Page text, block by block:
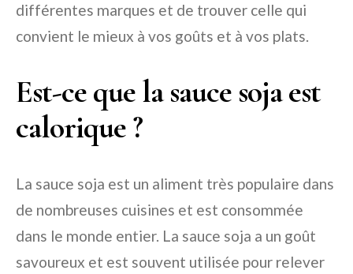
différentes marques et de trouver celle qui
convient le mieux à vos goûts et à vos plats.
Est-ce que la sauce soja est
calorique ?
La sauce soja est un aliment très populaire dans
de nombreuses cuisines et est consommée
dans le monde entier. La sauce soja a un goût
savoureux et est souvent utilisée pour relever